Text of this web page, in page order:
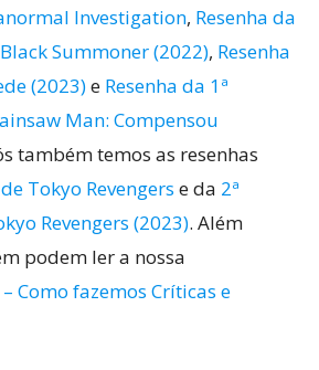
Investigation, Resenha da
Summoner (2022), Resenha
(2023)e Resenha da 1ª
Man: Compensou
também temos as resenhas
Tokyo Revengers e da 2ª
Revengers (2023). Além
podem ler a nossa
Como fazemos Críticas e